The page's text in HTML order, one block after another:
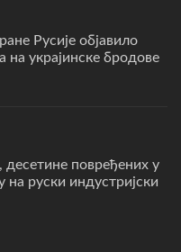
Русије објавило
на украјинске бродове
повређених у
на руски индустријски